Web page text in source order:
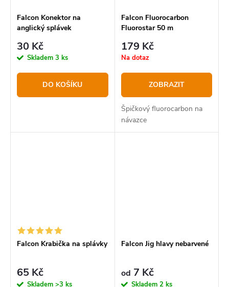
Falcon Konektor na
anglický splávek
30 Kč
Skladem 3 ks
DO KOŠÍKU
Falcon Fluorocarbon
Fluorostar 50 m
179 Kč
Na dotaz
ZOBRAZIT
Špičkový fluorocarbon na
návazce
Falcon Krabička na splávky
65 Kč
Skladem >3 ks
Falcon Jig hlavy nebarvené
od 7 Kč
Skladem 2 ks